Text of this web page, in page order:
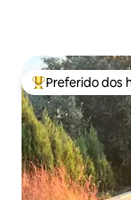
Entre os
Preferido dos